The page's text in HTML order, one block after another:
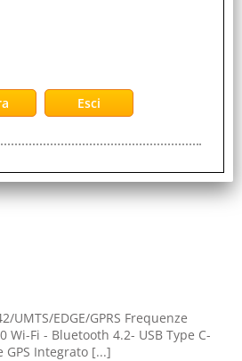
UMTS/EDGE/GPRS Frequenze
Wi-Fi - Bluetooth 4.2- USB Type C-
GPS Integrato [...]